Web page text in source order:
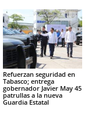
Refuerzan seguridad en
Tabasco; entrega
gobernador Javier May 45
patrullas a la nueva
Guardia Estatal